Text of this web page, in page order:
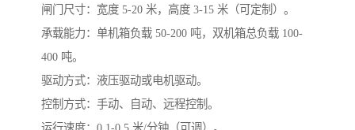
闸门尺寸：宽度 5-20 米，高度 3-15 米（可定制）。
承载能力：单机箱负载 50-200 吨，双机箱总负载 100-
400 吨。
驱动方式：液压驱动或电机驱动。
控制方式：手动、自动、远程控制。
运行速度：0.1-0.5 米/分钟（可调）。